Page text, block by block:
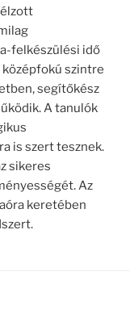
felkészülési idő
szintre
segítőkész
A tanulók
is szert tesznek.
sikeres
Az
keretében